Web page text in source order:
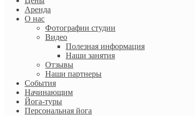
Аренда
О нас
Фотографии студии
Видео
Полезная информация
Наши занятия
Отзывы
Наши партнеры
События
Начинающим
Йога-туры
Персональная йога